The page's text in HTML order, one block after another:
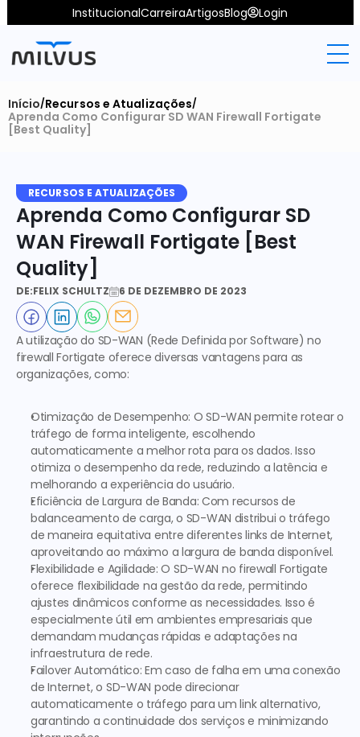
InstitucionalCarreiraArtigosBlog Login
Início/Recursos e Atualizações/
Aprenda Como Configurar SD WAN Firewall Fortigate
[Best Quality]
RECURSOS E ATUALIZAÇÕES
Aprenda Como Configurar SD
WAN Firewall Fortigate [Best
Quality]
DE:FELIX SCHULTZ 6 DE DEZEMBRO DE 2023
A utilização do SD-WAN (Rede Definida por Software) no
firewall Fortigate oferece diversas vantagens para as
organizações, como:
Otimização de Desempenho: O SD-WAN permite rotear o
tráfego de forma inteligente, escolhendo
automaticamente a melhor rota para os dados. Isso
otimiza o desempenho da rede, reduzindo a latência e
melhorando a experiência do usuário.
Eficiência de Largura de Banda: Com recursos de
balanceamento de carga, o SD-WAN distribui o tráfego
de maneira equitativa entre diferentes links de Internet,
aproveitando ao máximo a largura de banda disponível.
Flexibilidade e Agilidade: O SD-WAN no firewall Fortigate
oferece flexibilidade na gestão da rede, permitindo
ajustes dinâmicos conforme as necessidades. Isso é
especialmente útil em ambientes empresariais que
demandam mudanças rápidas e adaptações na
infraestrutura de rede.
Failover Automático: Em caso de falha em uma conexão
de Internet, o SD-WAN pode direcionar
automaticamente o tráfego para um link alternativo,
garantindo a continuidade dos serviços e minimizando